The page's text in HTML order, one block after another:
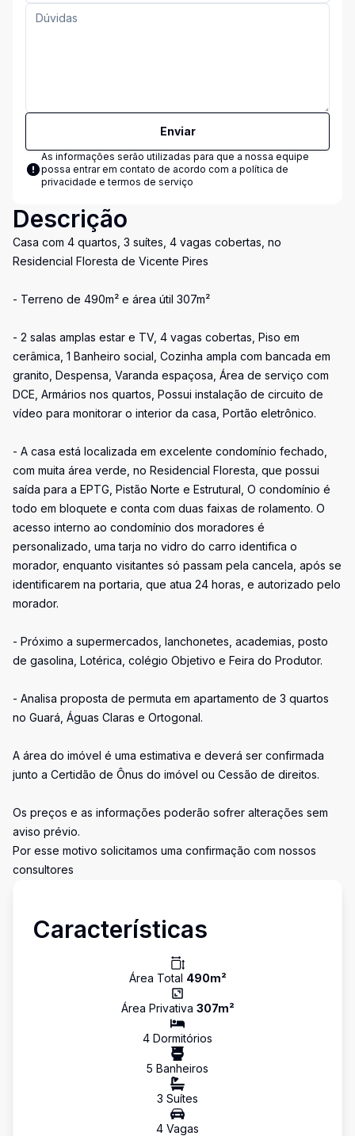
Enviar
As informações serão utilizadas para que a nossa equipe
possa entrar em contato de acordo com a política de
privacidade e termos de serviço
Descrição
Casa com 4 quartos, 3 suítes, 4 vagas cobertas, no
Residencial Floresta de Vicente Pires
- Terreno de 490m² e área útil 307m²
- 2 salas amplas estar e TV, 4 vagas cobertas, Piso em
cerâmica, 1 Banheiro social, Cozinha ampla com bancada em
granito, Despensa, Varanda espaçosa, Área de serviço com
DCE, Armários nos quartos, Possui instalação de circuito de
vídeo para monitorar o interior da casa, Portão eletrônico.
- A casa está localizada em excelente condomínio fechado,
com muita área verde, no Residencial Floresta, que possui
saída para a EPTG, Pistão Norte e Estrutural, O condomínio é
todo em bloquete e conta com duas faixas de rolamento. O
acesso interno ao condomínio dos moradores é
personalizado, uma tarja no vidro do carro identifica o
morador, enquanto visitantes só passam pela cancela, após se
identificarem na portaria, que atua 24 horas, e autorizado pelo
morador.
- Próximo a supermercados, lanchonetes, academias, posto
de gasolina, Lotérica, colégio Objetivo e Feira do Produtor.
- Analisa proposta de permuta em apartamento de 3 quartos
no Guará, Águas Claras e Ortogonal.
A área do imóvel é uma estimativa e deverá ser confirmada
junto a Certidão de Ônus do imóvel ou Cessão de direitos.
Os preços e as informações poderão sofrer alterações sem
aviso prévio.
Por esse motivo solicitamos uma confirmação com nossos
consultores
Características
Área Total 490m²
Área Privativa 307m²
4 Dormitórios
5 Banheiros
3 Suítes
4 Vagas